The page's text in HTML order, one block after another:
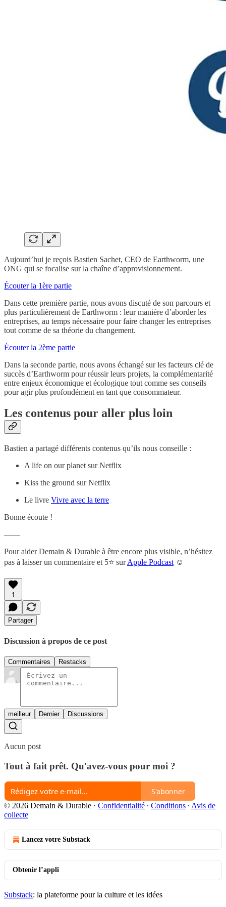
Aujourd’hui je reçois Bastien Sachet, CEO de Earthworm, une
ONG qui se focalise sur la chaîne d’approvisionnement.
Écouter la 1ère partie
Dans cette première partie, nous avons discuté de son parcours et
plus particulièrement de Earthworm : leur manière d’aborder les
entreprises, au temps nécessaire pour faire changer les entreprises
tout comme de sa théorie du changement.
Écouter la 2ème partie
Dans la seconde partie, nous avons échangé sur les facteurs clé de
succès d’Earthworm pour réussir leurs projets, la complémentarité
entre enjeux économique et écologique tout comme ses conseils
pour agir plus profondément en tant que consommateur.
Les contenus pour aller plus loin
Bastien a partagé différents contenus qu’ils nous conseille :
A life on our planet sur Netflix
Kiss the ground sur Netflix
Le livre Vivre avec la terre
Bonne écoute !
——
Pour aider Demain & Durable à être encore plus visible, n’hésitez
pas à laisser un commentaire et 5⭐️ surApple Podcast ☺️
1
Partager
Discussion à propos de ce post
Commentaires Restacks
meilleur Dernier Discussions
Aucun post
Tout à fait prêt. Qu'avez-vous pour moi ?
S'abonner
© 2026 Demain & Durable · Confidentialité ∙ Conditions ∙ Avis de
collecte
Lancez votre Substack
Obtenir l’appli
Substack: la plateforme pour la culture et les idées